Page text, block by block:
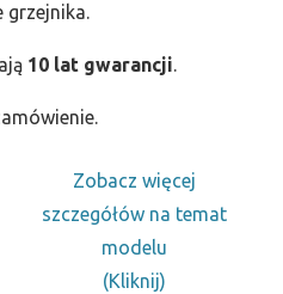
grzejnika.
10 lat gwarancji.
Zobacz więcej
szczegółów na temat
modelu
(Kliknij)